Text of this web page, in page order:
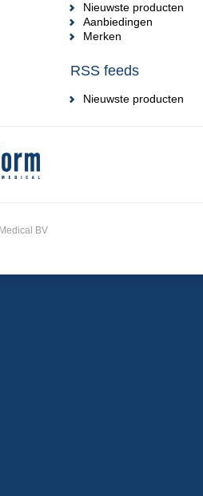
Nieuwste producten
Aanbiedingen
Merken
RSS feeds
Nieuwste producten
BV